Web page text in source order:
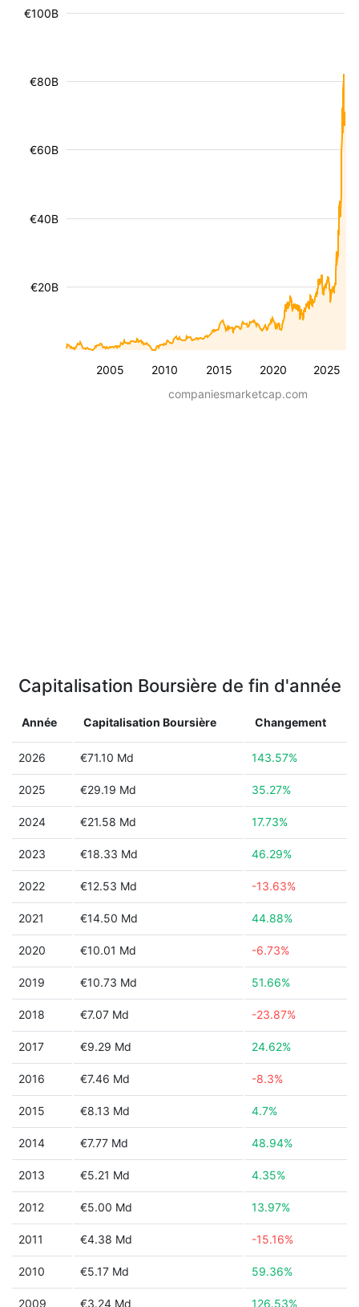
2005 2010 2015 2020 2025
€20B
€40B
€60B
€80B
€100B
companiesmarketcap.com
Capitalisation Boursière de fin d'année
Année Capitalisation Boursière Changement
2026 €71.10 Md 143.57%
2025 €29.19 Md 35.27%
2024 €21.58 Md 17.73%
2023 €18.33 Md 46.29%
2022 €12.53 Md -13.63%
2021 €14.50 Md 44.88%
2020 €10.01 Md -6.73%
2019 €10.73 Md 51.66%
2018 €7.07 Md -23.87%
2017 €9.29 Md 24.62%
2016 €7.46 Md -8.3%
2015 €8.13 Md 4.7%
2014 €7.77 Md 48.94%
2013 €5.21 Md 4.35%
2012 €5.00 Md 13.97%
2011 €4.38 Md -15.16%
2010 €5.17 Md 59.36%
2009 €3.24 Md 126.53%